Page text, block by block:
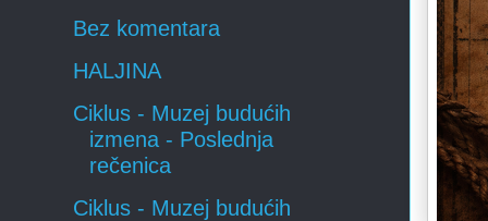
Bez komentara
HALJINA
Ciklus - Muzej budućih
izmena - Poslednja
rečenica
Ciklus - Muzej budućih